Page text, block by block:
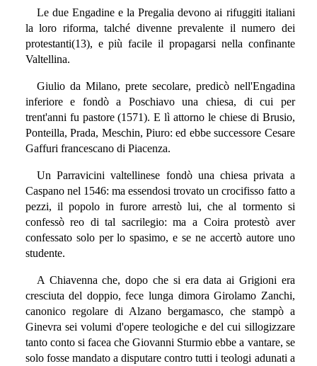
Le due Engadine e la Pregalia devono ai rifuggiti italiani
la loro riforma, talché divenne prevalente il numero dei
protestanti(13), e più facile il propagarsi nella confinante
Valtellina.
Giulio da Milano, prete secolare, predicò nell'Engadina
inferiore e fondò a Poschiavo una chiesa, di cui per
trent'anni fu pastore (1571). E lì attorno le chiese di Brusio,
Ponteilla, Prada, Meschin, Piuro: ed ebbe successore Cesare
Gaffuri francescano di Piacenza.
Un Parravicini valtellinese fondò una chiesa privata a
Caspano nel 1546: ma essendosi trovato un crocifisso fatto a
pezzi, il popolo in furore arrestò lui, che al tormento si
confessò reo di tal sacrilegio: ma a Coira protestò aver
confessato solo per lo spasimo, e se ne accertò autore uno
studente.
A Chiavenna che, dopo che si era data ai Grigioni era
cresciuta del doppio, fece lunga dimora Girolamo Zanchi,
canonico regolare di Alzano bergamasco, che stampò a
Ginevra sei volumi d'opere teologiche e del cui sillogizzare
tanto conto si facea che Giovanni Sturmio ebbe a vantare, se
solo fosse mandato a disputare contro tutti i teologi adunati a